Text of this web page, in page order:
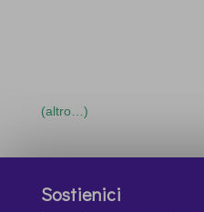
(altro…)
Sostienici